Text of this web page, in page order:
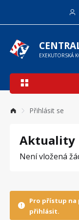
hlavnímu
obsahu
EXEKUTORSKÁ
Hlavní
Přihlásit se
Aktuality
Není vložená
Pro přístup na
přihlásit.